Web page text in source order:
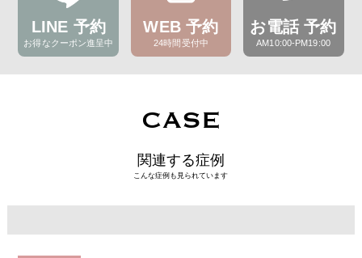
LINE 予約
お得なクーポン進呈中
WEB 予約
24時間受付中
お電話 予約
AM10:00-PM19:00
CASE
関連する症例
こんな症例も見られています